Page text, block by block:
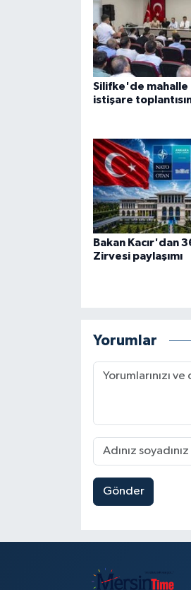
Silifke'de mahalle
istişare
Bakan Kacır'dan
Zirvesi paylaşımı
Yorumlar
Gönder